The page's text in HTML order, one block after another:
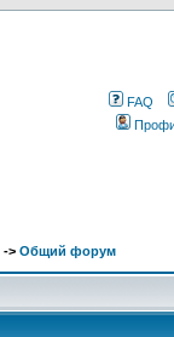
FAQ
-> Общий форум